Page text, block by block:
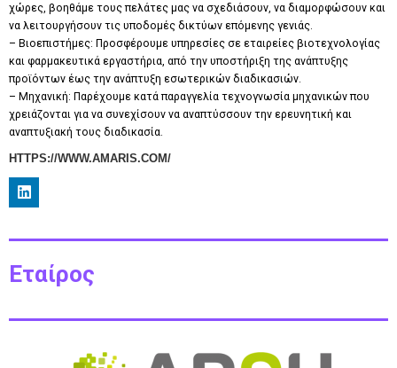
χώρες, βοηθάμε τους πελάτες μας να σχεδιάσουν, να διαμορφώσουν και
να λειτουργήσουν τις υποδομές δικτύων επόμενης γενιάς.
– Βιοεπιστήμες: Προσφέρουμε υπηρεσίες σε εταιρείες βιοτεχνολογίας
και φαρμακευτικά εργαστήρια, από την υποστήριξη της ανάπτυξης
προϊόντων έως την ανάπτυξη εσωτερικών διαδικασιών.
– Μηχανική: Παρέχουμε κατά παραγγελία τεχνογνωσία μηχανικών που
χρειάζονται για να συνεχίσουν να αναπτύσσουν την ερευνητική και
αναπτυξιακή τους διαδικασία.
HTTPS://WWW.AMARIS.COM/
Εταίρος